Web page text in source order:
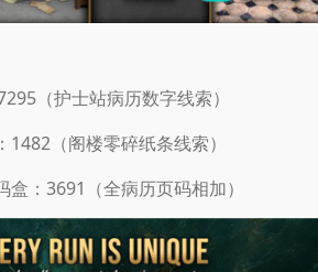
（护士站病历数字线索）
（阁楼零碎纸条线索）
：3691（全病历页码相加）